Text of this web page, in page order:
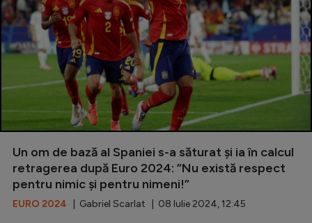
Stranieri
Clasamente
Tenis
Handbal
Natație
Formula 1
Un om de bază al Spaniei s-a săturat și ia în calcul
retragerea după Euro 2024: ”Nu există respect
pentru nimic și pentru nimeni!”
EURO 2024 | Gabriel Scarlat | 08 Iulie 2024, 12:45